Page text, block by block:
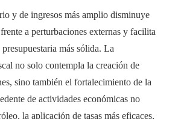
y de ingresos más amplio disminuye
a perturbaciones externas y facilita
más sólida. La
no solo contempla la creación de
sino también el fortalecimiento de la
de actividades económicas no
la aplicación de tasas más eficaces,